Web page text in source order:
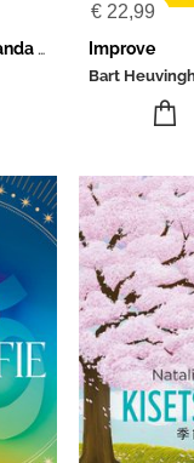
De reis van Grote Panda & Kleine Draak
€ 22,99
Improve
Bart